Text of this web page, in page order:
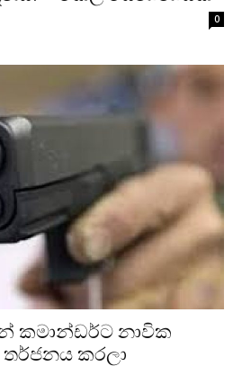
0
කමාන්ඩර්ට නාවික
තර්ජනය කරලා